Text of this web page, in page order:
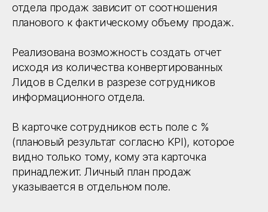
отдела продаж зависит от соотношения
планового к фактическому объему продаж.
Реализована возможность создать отчет
исходя из количества конвертированных
Лидов в Сделки в разрезе сотрудников
информационного отдела.
В карточке сотрудников есть поле с %
(плановый результат согласно KPI), которое
видно только тому, кому эта карточка
принадлежит. Личный план продаж
указывается в отдельном поле.